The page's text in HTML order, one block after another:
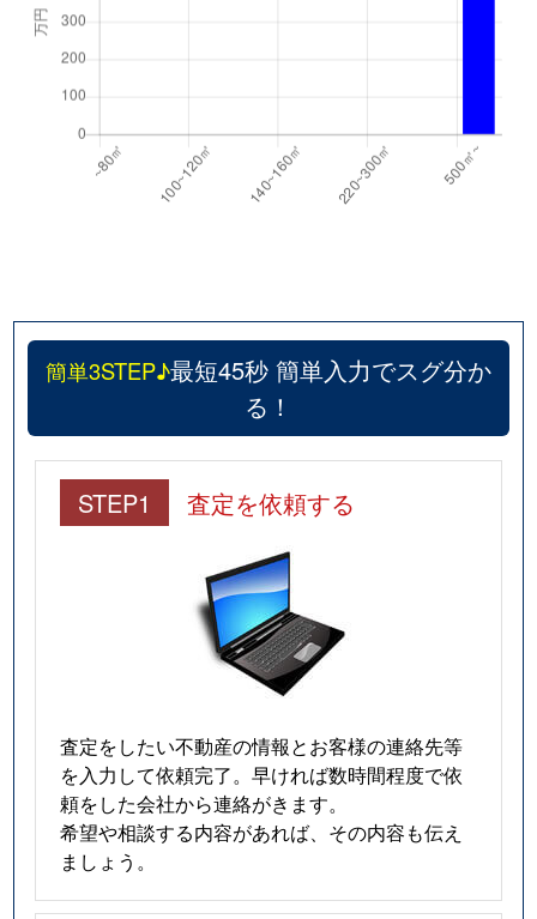
簡単3STEP♪最短45秒 簡単入力でスグ分か
る！
STEP1 査定を依頼する
査定をしたい不動産の情報とお客様の連絡先等
を入力して依頼完了。早ければ数時間程度で依
頼をした会社から連絡がきます。
希望や相談する内容があれば、その内容も伝え
ましょう。